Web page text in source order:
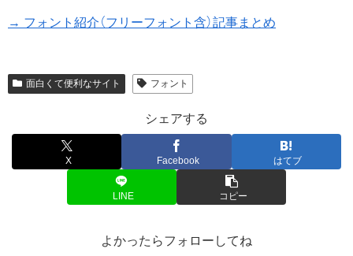
→ フォント紹介（フリーフォント含）記事まとめ
面白くて便利なサイト フォント
シェアする
X Facebook はてブ
LINE コピー
よかったらフォローしてね